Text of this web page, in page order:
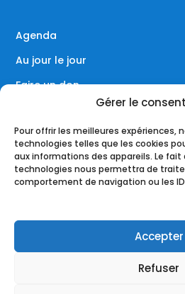
Gérer le
Pour offrir les meilleures expériences,
technologies telles que les cookies
aux informations des appareils. Le fait
technologies nous permettra de
comportement de navigation ou les
Accepter
Refuser
Agenda
Au jour le jour
Faire un don
Réseaux sociaux